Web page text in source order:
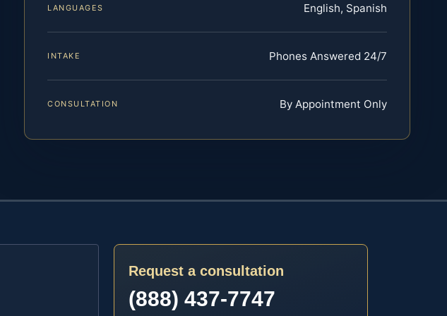
LANGUAGES English, Spanish
INTAKE Phones Answered 24/7
CONSULTATION By Appointment Only
Request a consultation
(888) 437-7747